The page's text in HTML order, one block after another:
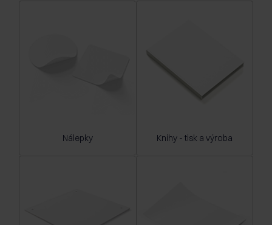
Nálepky Knihy - tisk a výroba